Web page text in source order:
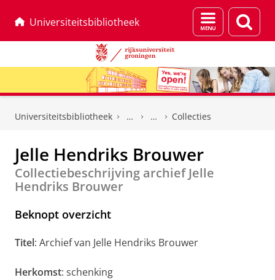
Universiteitsbibliotheek
Menu
en
Universiteitsbibliotheek Collecties
Jelle Hendriks Brouwer
Collectiebeschrijving archief Jelle
Hendriks Brouwer
Beknopt overzicht
Titel: Archief van Jelle Hendriks Brouwer
Herkomst: schenking